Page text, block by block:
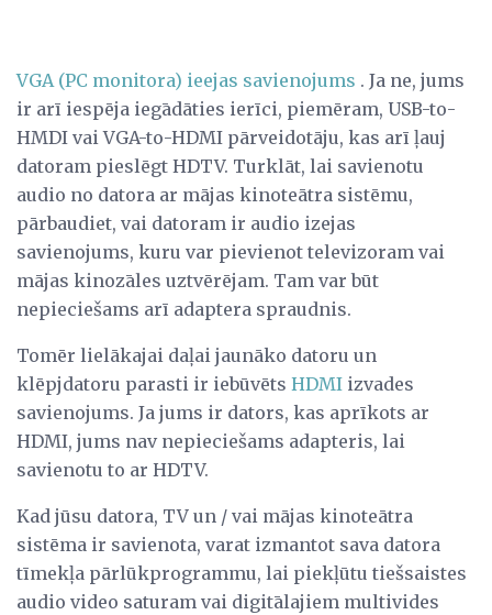
VGA (PC monitora) ieejas savienojums . Ja ne, jums
ir arī iespēja iegādāties ierīci, piemēram, USB-to-
HMDI vai VGA-to-HDMI pārveidotāju, kas arī ļauj
datoram pieslēgt HDTV. Turklāt, lai savienotu
audio no datora ar mājas kinoteātra sistēmu,
pārbaudiet, vai datoram ir audio izejas
savienojums, kuru var pievienot televizoram vai
mājas kinozāles uztvērējam. Tam var būt
nepieciešams arī adaptera spraudnis.
Tomēr lielākajai daļai jaunāko datoru un
klēpjdatoru parasti ir iebūvēts HDMI izvades
savienojums. Ja jums ir dators, kas aprīkots ar
HDMI, jums nav nepieciešams adapteris, lai
savienotu to ar HDTV.
Kad jūsu datora, TV un / vai mājas kinoteātra
sistēma ir savienota, varat izmantot sava datora
tīmekļa pārlūkprogrammu, lai piekļūtu tiešsaistes
audio video saturam vai digitālajiem multivides